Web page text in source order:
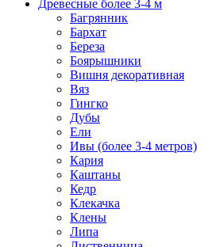
Древесные более 3-4 м
Багрянник
Бархат
Береза
Боярышники
Вишня декоративная
Вяз
Гингко
Дубы
Ели
Ивы (более 3-4 метров)
Кария
Каштаны
Кедр
Клекачка
Клены
Липа